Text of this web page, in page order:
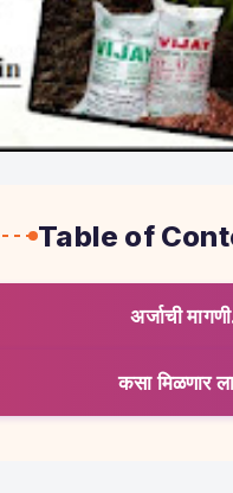
Table of
अर्जाची
कसा मिळणार